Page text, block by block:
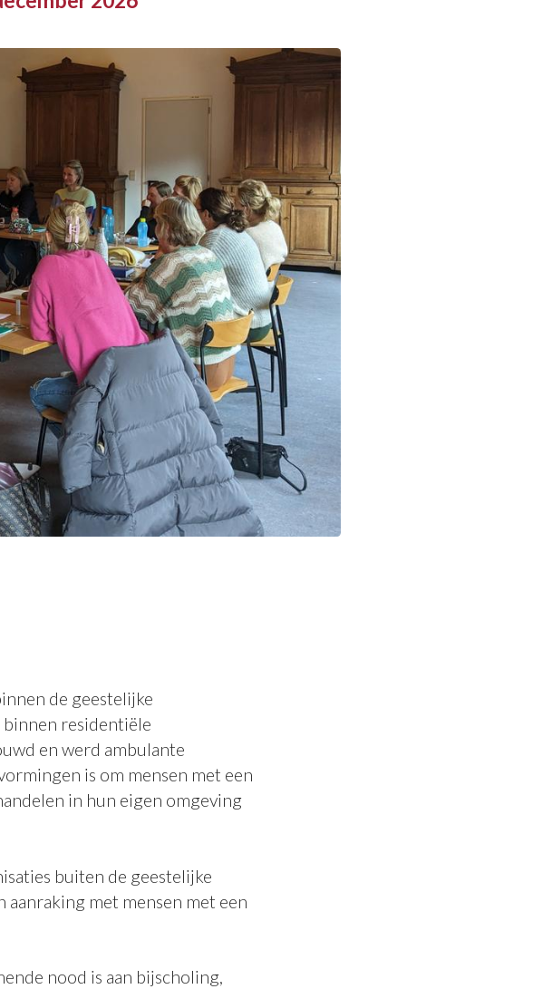
de geestelijke
residentiële
en werd ambulante
is om mensen met een
in hun eigen omgeving
buiten de geestelijke
met mensen met een
nood is aan bijscholing,